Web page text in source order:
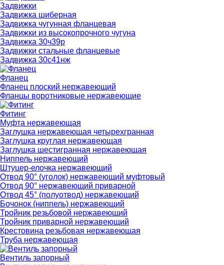
Задвижки
Задвижка шиберная
Задвижка чугунная фланцевая
Задвижки из высокопрочного чугуна
Задвижка 30ч39р
Задвижки стальные фланцевые
Задвижка 30с41нж
Фланец
Фланец плоский нержавеющий
Фланцы воротниковые нержавеющие
Фитинг
Муфта нержавеющая
Заглушка нержавеющая четырехгранная
Заглушка круглая нержавеющая
Заглушка шестигранная нержавеющая
Ниппель нержавеющий
Штуцер-елочка нержавеющий
Отвод 90° (уголок) нержавеющий муфтовый
Отвод 90° нержавеющий приварной
Отвод 45° (полуотвод) нержавеющий
Бочонок (ниппель) нержавеющий
Тройник резьбовой нержавеющий
Тройник приварной нержавеющий
Крестовина резьбовая нержавеющая
Труба нержавеющая
Вентиль запорный